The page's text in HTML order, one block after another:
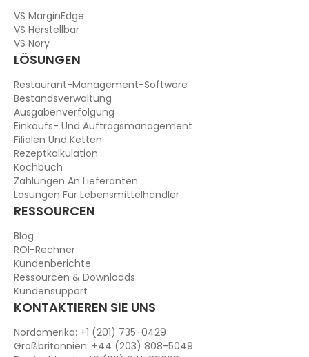
VS MarginEdge
VS Herstellbar
VS Nory
LÖSUNGEN
Restaurant-Management-Software
Bestandsverwaltung
Ausgabenverfolgung
Einkaufs- Und Auftragsmanagement
Filialen Und Ketten
Rezeptkalkulation
Kochbuch
Zahlungen An Lieferanten
Lösungen Für Lebensmittelhändler
RESSOURCEN
Blog
ROI-Rechner
Kundenberichte
Ressourcen & Downloads
Kundensupport
KONTAKTIEREN SIE UNS
Nordamerika: +1 (201) 735-0429
Großbritannien: +44 (203) 808-5049